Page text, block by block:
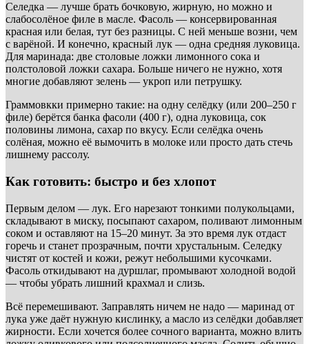
Селедка — лучше брать бочковую, жирную, но можно и
слабосолёное филе в масле. Фасоль — консервированная
красная или белая, тут без разницы. С ней меньше возни, чем
с варёной. И конечно, красный лук — одна средняя луковица.
Для маринада: две столовые ложки лимонного сока и
полстоловой ложки сахара. Больше ничего не нужно, хотя
многие добавляют зелень — укроп или петрушку.
Граммовкки примерно такие: на одну селёдку (или 200–250 г
филе) берётся банка фасоли (400 г), одна луковица, сок
половины лимона, сахар по вкусу. Если селёдка очень
солёная, можно её вымочить в молоке или просто дать стечь
лишнему рассолу.
Как готовить: быстро и без хлопот
Первым делом — лук. Его нарезают тонкими полукольцами,
складывают в миску, посыпают сахаром, поливают лимонным
соком и оставляют на 15–20 минут. За это время лук отдаст
горечь и станет прозрачным, почти хрустальным. Селедку
чистят от костей и кожи, режут небольшими кусочками.
Фасоль откидывают на дуршлаг, промывают холодной водой
— чтобы убрать лишний крахмал и слизь.
Всё перемешивают. Заправлять ничем не надо — маринад от
лука уже даёт нужную кислинку, а масло из селёдки добавляет
жирности. Если хочется более сочного варианта, можно влить